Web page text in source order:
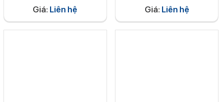
Giá: Liên hệ
Giá: Liên hệ